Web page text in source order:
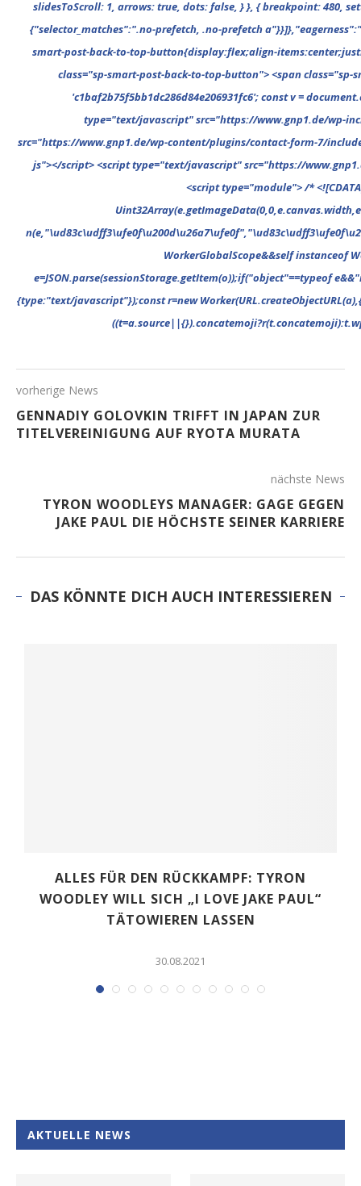
vorherige News
GENNADIY GOLOVKIN TRIFFT IN JAPAN ZUR
TITELVEREINIGUNG AUF RYOTA MURATA
nächste News
TYRON WOODLEYS MANAGER: GAGE GEGEN
JAKE PAUL DIE HÖCHSTE SEINER KARRIERE
DAS KÖNNTE DICH AUCH INTERESSIEREN
ALLES FÜR DEN RÜCKKAMPF: TYRON
WOODLEY WILL SICH „I LOVE JAKE PAUL“
TÄTOWIEREN LASSEN
30.08.2021
AKTUELLE NEWS